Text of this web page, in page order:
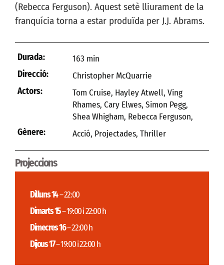
(Rebecca Ferguson). Aquest setè lliurament de la
franquícia torna a estar produïda per J.J. Abrams.
Durada:
163 min
Direcció:
Christopher McQuarrie
Actors:
Tom Cruise, Hayley Atwell, Ving
Rhames, Cary Elwes, Simon Pegg,
Shea Whigham, Rebecca Ferguson,
Gènere:
Acció, Projectades, Thriller
Projeccions
Dilluns 14– 22:00
Dimarts 15– 19:00 i 22:00 h
Dimecres 16– 22:00 h
Dijous 17– 19:00 i 22:00 h